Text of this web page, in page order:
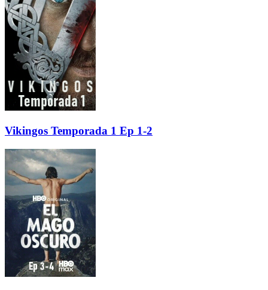
Vikingos Temporada 1 Ep 1-2